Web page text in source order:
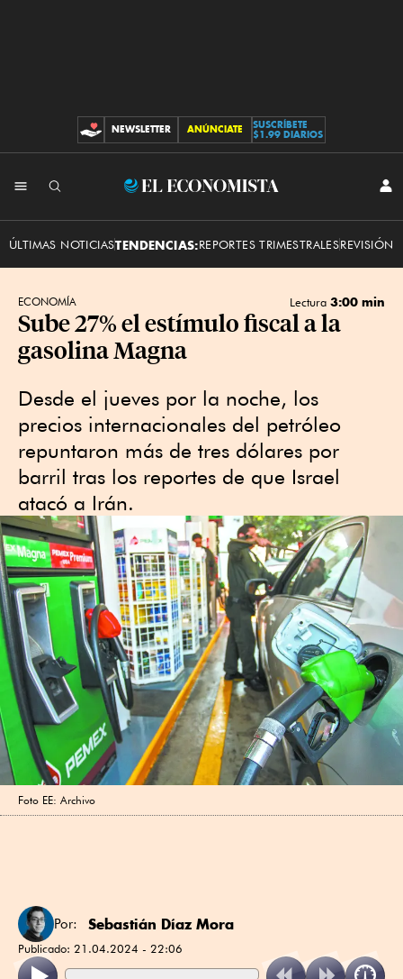
CONTRIBUCIONES
NEWSLETTER ANÚNCIATE
SUSCRÍBETE
$1.99 DIARIOS
El
ÚLTIMAS NOTICIASTENDENCIAS:REPORTES TRIMESTRALESREVISIÓN
ECONOMÍA Lectura 3:00 min
Sube 27% el estímulo fiscal a la
gasolina Magna
Desde el jueves por la noche, los
precios internacionales del petróleo
repuntaron más de tres dólares por
barril tras los reportes de que Israel
atacó a Irán.
Foto EE: Archivo
Por: Sebastián Díaz Mora
Publicado: 21.04.2024 - 22:06